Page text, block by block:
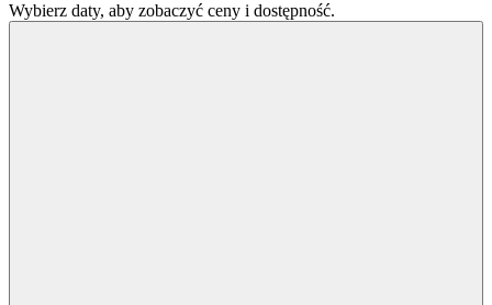
Wybierz daty, aby zobaczyć ceny i dostępność.